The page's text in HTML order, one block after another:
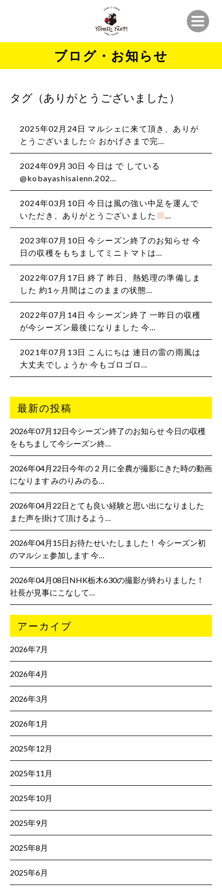
ブログ・お知らせ
タグ（ありがとうございました）
2025年02月24日 マルシェに来て頂き、ありが
とうございました☆ おかげさまで完…
2024年09月30日 今日は で している
@kobayashisaienn.202…
2024年03月10日 今日は風の強い中足を運んで
いただき、ありがとうございました
…
2023年07月10日 今シーズン終了のお知らせ 今
日の収穫をもちましてミニトマトは…
2022年07月17日 終了 昨日、熱処理の準備しま
した 約1ヶ月間はこのままの状態…
2022年07月14日 今シーズン終了 一昨日の収穫
が今シーズン最後になりました 今…
2021年07月13日 こんにちは 連日の雷の雨風は
大丈夫でしょうか️ 今もゴロゴロ…
最新の投稿
2026年07月12日今シーズン終了のお知らせ 今日の収穫
をもちまして今シーズン終…
2026年04月22日今年の２月に全農が撮影にきた時の動画
になります みのりみのる…
2026年04月22日とても良い経験と思い出になりました
また声を掛けて頂けるよう…
2026年04月15日お待たせいたしました！ 今シーズン初
のマルシェ参加します 今…
2026年04月08日NHK栃木630の撮影が終わりました！
社長が見事にこなして…
アーカイブ
2026年7月
2026年4月
2026年3月
2026年1月
2025年12月
2025年11月
2025年10月
2025年9月
2025年8月
2025年6月